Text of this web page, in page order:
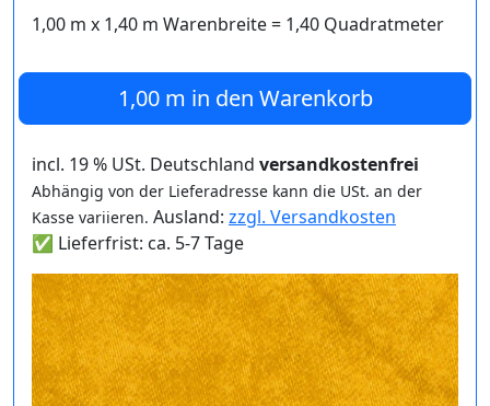
1,00 m x 1,40 m Warenbreite = 1,40 Quadratmeter
1,00 m in den Warenkorb
incl. 19 % USt. Deutschland versandkostenfrei
Abhängig von der Lieferadresse kann die USt. an der
Kasse variieren. Ausland: zzgl. Versandkosten
✅ Lieferfrist: ca. 5-7 Tage